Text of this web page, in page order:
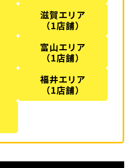
滋賀エリア
（1店舗）
富山エリア
（1店舗）
福井エリア
（1店舗）